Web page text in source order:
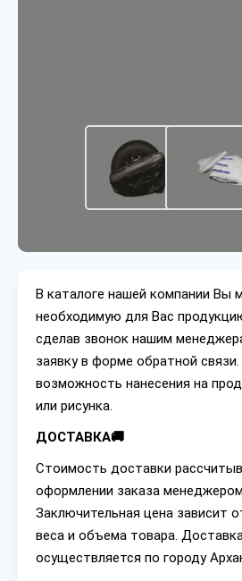
В каталоге нашей компании Вы
необходимую для Вас
сделав звонок нашим
заявку в форме обратной
возможность нанесения на
или рисунка.
ДОСТАВКА🚚
Стоимость доставки
оформлении заказа
Заключительная цена зависит
веса и объема товара.
осуществляется по городу